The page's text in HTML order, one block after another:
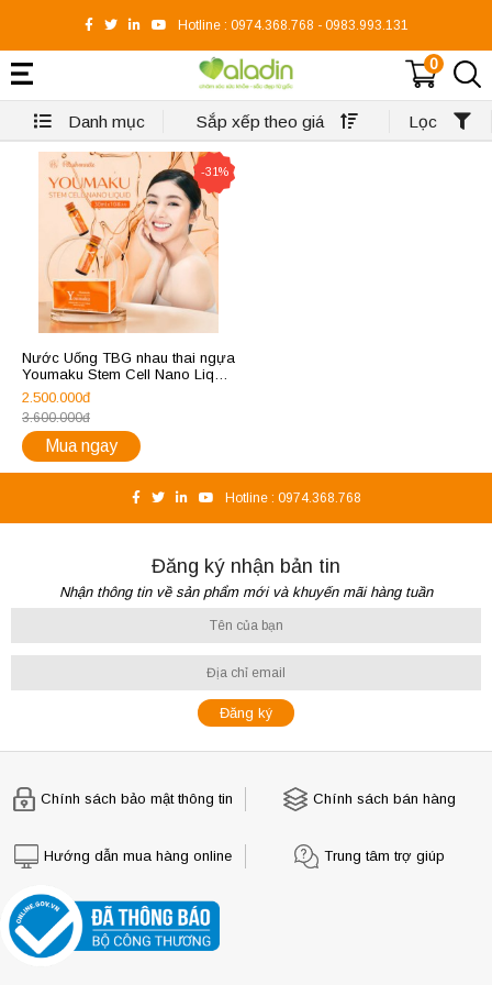
Hotline : 0974.368.768 - 0983.993.131
0
Danh mục Sắp xếp theo giá Lọc
-31%
Nước Uống TBG nhau thai ngựa
Youmaku Stem Cell Nano Liquid
(10 chai x 30ml)
2.500.000đ
3.600.000đ
Mua ngay
Hotline : 0974.368.768
Đăng ký nhận bản tin
Nhận thông tin về sản phẩm mới và khuyến mãi hàng tuần
Chính sách bảo mật thông tin Chính sách bán hàng
Hướng dẫn mua hàng online Trung tâm trợ giúp